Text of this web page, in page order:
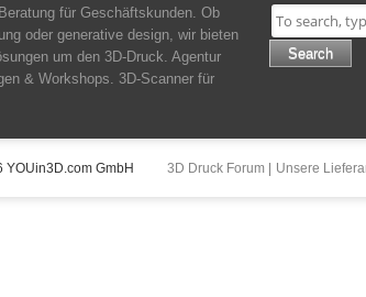
für Geschäftskunden. Ob
oder generative design, wir bieten
um den 3D-Druck. Agentur
& Workshops. 3D-Scanner für
Search
3D Druck Forum Unsere
GmbH